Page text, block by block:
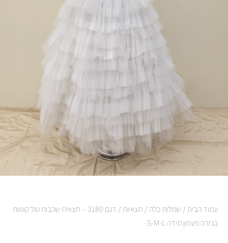
עמוד הבית/ שמלות כלה/ חצאיות
/ דגם 3180 – חצאית שכבות טול קומות
בגזרה פעמון מידה S-M-L-